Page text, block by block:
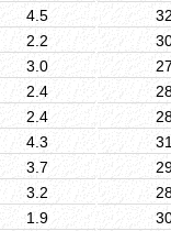
4.5
2.2
3.0
2.4
2.4
4.3
3.7
3.2
1.9